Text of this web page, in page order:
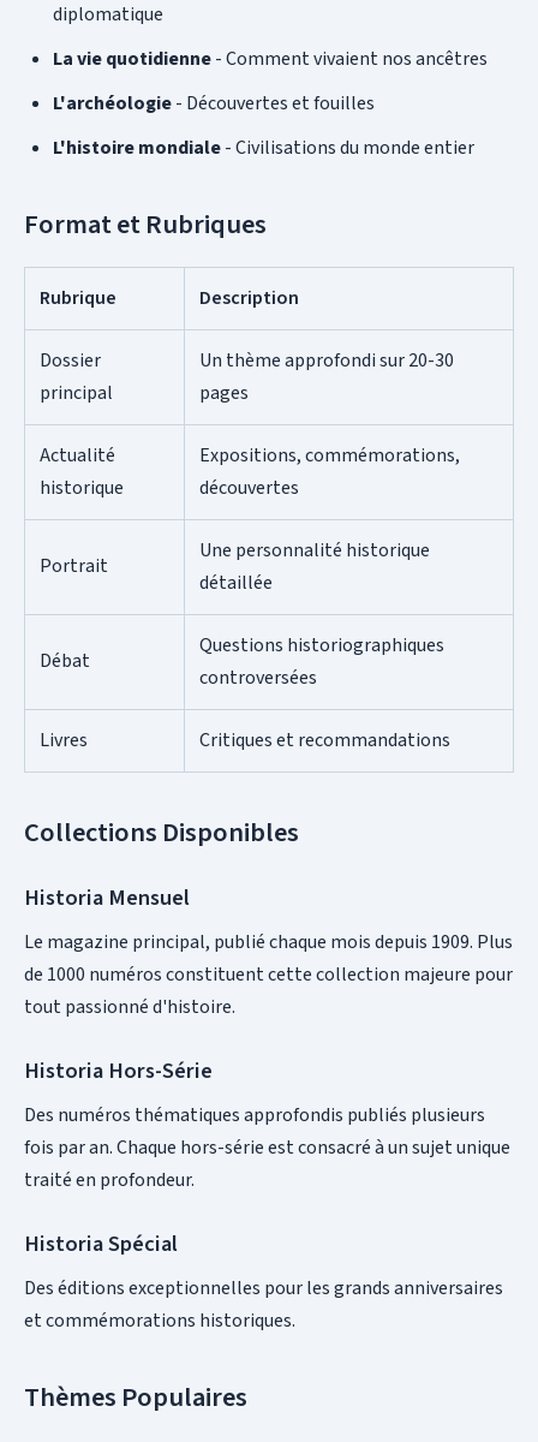
diplomatique
La vie quotidienne- Comment vivaient nos ancêtres
L'archéologie- Découvertes et fouilles
L'histoire mondiale- Civilisations du monde entier
Format et Rubriques
Rubrique Description
Dossier
principal
Un thème approfondi sur 20-30
pages
Actualité
historique
Expositions, commémorations,
découvertes
Portrait
Une personnalité historique
détaillée
Débat
Questions historiographiques
controversées
Livres Critiques et recommandations
Collections Disponibles
Historia Mensuel
Le magazine principal, publié chaque mois depuis 1909. Plus
de 1000 numéros constituent cette collection majeure pour
tout passionné d'histoire.
Historia Hors-Série
Des numéros thématiques approfondis publiés plusieurs
fois par an. Chaque hors-série est consacré à un sujet unique
traité en profondeur.
Historia Spécial
Des éditions exceptionnelles pour les grands anniversaires
et commémorations historiques.
Thèmes Populaires